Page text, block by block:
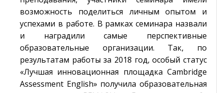
возможность поделиться личным опытом и
успехами в работе. В рамках семинара назвали
и наградили самые перспективные
образовательные организации. Так, по
результатам работы за 2018 год, особый статус
«Лучшая инновационная площадка Cambridge
Assessment English» получила образовательная